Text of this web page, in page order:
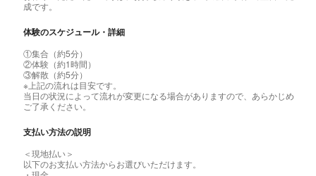
成です。
体験のスケジュール・詳細
①集合（約5分）
②体験（約1時間）
③解散（約5分）
※上記の流れは目安です。
当日の状況によって流れが変更になる場合がありますので、あらかじめ
ご了承ください。
支払い方法の説明
＜現地払い＞
以下のお支払い方法からお選びいただけます。